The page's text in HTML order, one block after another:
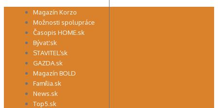
Preskočiť Magazín Korzo
Možnosti spolupráce
Časopis HOME.sk
Bývať.sk
STAVITEĽ.sk
GAZDA.sk
Magazín BOLD
Família.sk
News.sk
Top5.sk